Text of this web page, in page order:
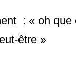
: « oh que
être »